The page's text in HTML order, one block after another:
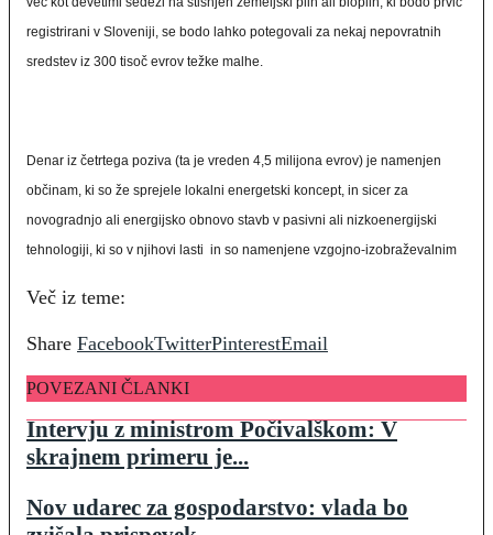
registrirani v Sloveniji, se bodo lahko potegovali za nekaj nepovratnih
sredstev iz 300 tisoč evrov težke malhe.
Denar iz četrtega poziva (ta je vreden 4,5 milijona evrov) je namenjen
občinam, ki so že sprejele lokalni energetski koncept, in sicer za
novogradnjo ali energijsko obnovo stavb v pasivni ali nizkoenergijski
tehnologiji, ki so v njihovi lasti in so namenjene vzgojno-izobraževalnim
Več iz teme:
Share FacebookTwitterPinterestEmail
POVEZANI ČLANKI
Intervju z ministrom Počivalškom: V
skrajnem primeru je...
Nov udarec za gospodarstvo: vlada bo